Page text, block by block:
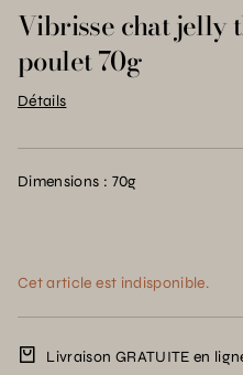
Vibrisse chat jelly
poulet 70g
Détails
Dimensions : 70g
Cet article est indisponible.
Livraison GRATUITE en